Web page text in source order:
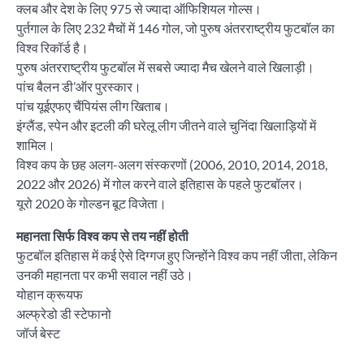
क्लब और देश के लिए 975 से ज्यादा ऑफिशियल गोल्स।
पुर्तगाल के लिए 232 मैचों में 146 गोल, जो पुरुष अंतरराष्ट्रीय फुटबॉल का
विश्व रिकॉर्ड है।
पुरुष अंतरराष्ट्रीय फुटबॉल में सबसे ज्यादा मैच खेलने वाले खिलाड़ी।
पांच बैलन डी’ऑर पुरस्कार।
पांच यूईएफए चैंपियंस लीग खिताब।
इंग्लैंड, स्पेन और इटली की घरेलू लीग जीतने वाले चुनिंदा खिलाड़ियों में
शामिल।
विश्व कप के छह अलग-अलग संस्करणों (2006, 2010, 2014, 2018,
2022 और 2026) में गोल करने वाले इतिहास के पहले फुटबॉलर।
यूरो 2020 के गोल्डन बूट विजेता।
महानता सिर्फ विश्व कप से तय नहीं होती
फुटबॉल इतिहास में कई ऐसे दिग्गज हुए जिन्होंने विश्व कप नहीं जीता, लेकिन
उनकी महानता पर कभी सवाल नहीं उठे।
योहान क्रूयफ
अल्फ्रेडो डी स्टेफानो
जॉर्ज बेस्ट